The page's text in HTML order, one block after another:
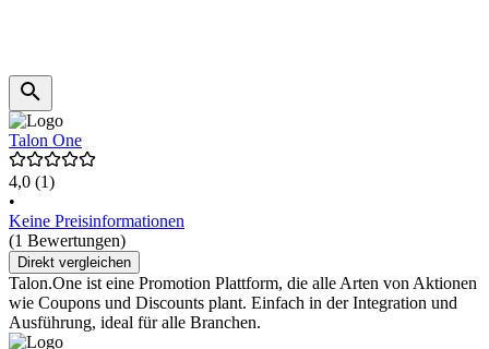
Talon One
4,0 (1)
•
Keine Preisinformationen
(1 Bewertungen)
Direkt vergleichen
Talon.One ist eine Promotion Plattform, die alle Arten von Aktionen
wie Coupons und Discounts plant. Einfach in der Integration und
Ausführung, ideal für alle Branchen.